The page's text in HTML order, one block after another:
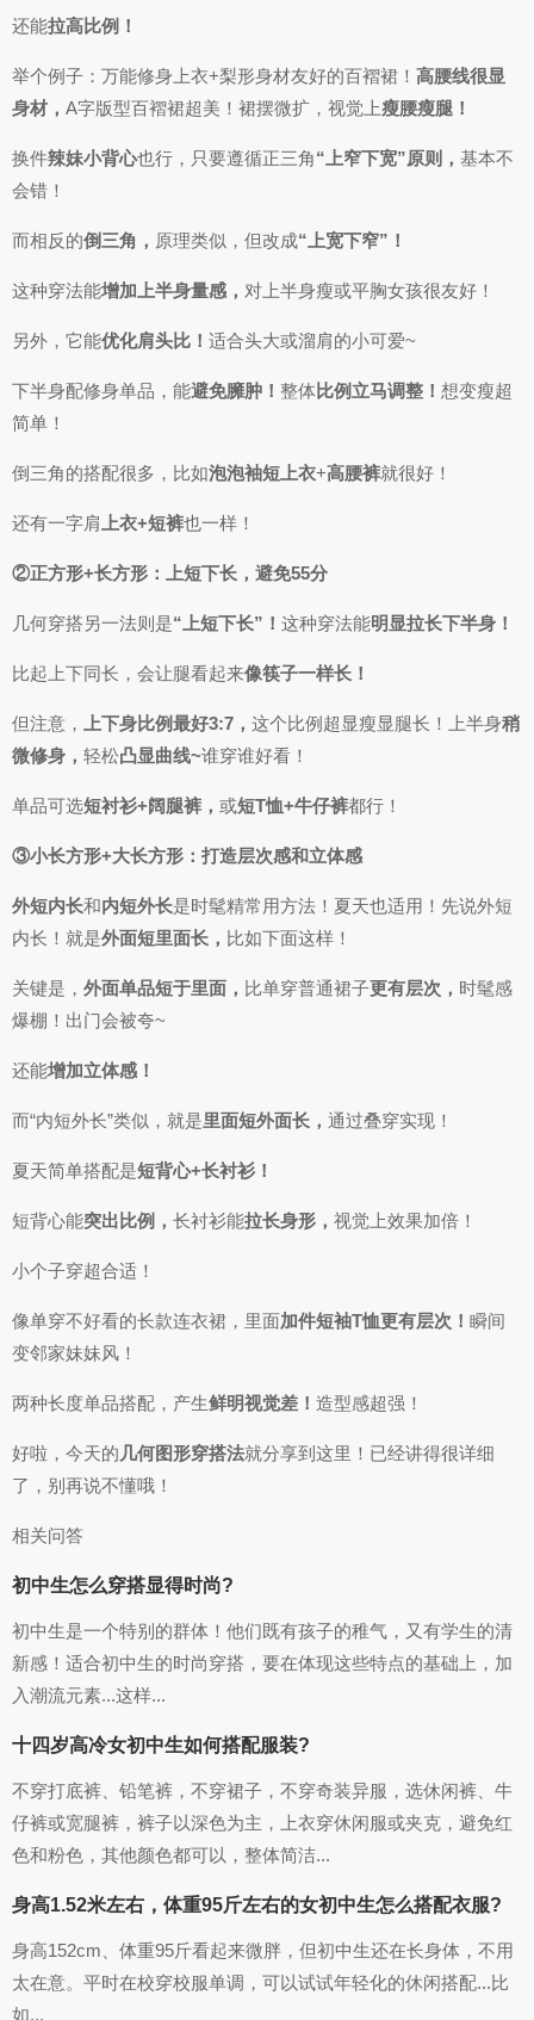
还能拉高比例！
举个例子：万能修身上衣+梨形身材友好的百褶裙！ 高腰线很显
身材， A字版型百褶裙超美！裙摆微扩，视觉上瘦腰瘦腿！
换件辣妹小背心也行，只要遵循正三角“上窄下宽”原则， 基本不
会错！
而相反的倒三角， 原理类似，但改成“上宽下窄”！
这种穿法能增加上半身量感， 对上半身瘦或平胸女孩很友好！
另外，它能优化肩头比！ 适合头大或溜肩的小可爱~
下半身配修身单品，能避免臃肿！ 整体比例立马调整！ 想变瘦超
简单！
倒三角的搭配很多，比如泡泡袖短上衣+高腰裤就很好！
还有一字肩 上衣+短裤也一样！
②正方形+长方形：上短下长，避免55分
几何穿搭另一法则是“上短下长”！ 这种穿法能明显拉长下半身！
比起上下同长，会让腿看起来像筷子一样长！
但注意， 上下身比例最好3:7， 这个比例超显瘦显腿长！上半身稍
微修身， 轻松凸显曲线~谁穿谁好看！
单品可选短衬衫+阔腿裤， 或短T恤+牛仔裤都行！
③小长方形+大长方形：打造层次感和立体感
外短内长和内短外长是时髦精常用方法！夏天也适用！先说外短
内长！就是外面短里面长， 比如下面这样！
关键是， 外面单品短于里面， 比单穿普通裙子更有层次， 时髦感
爆棚！出门会被夸~
还能增加立体感！
而“内短外长”类似，就是里面短外面长， 通过叠穿实现！
夏天简单搭配是短背心+长衬衫！
短背心能突出比例， 长衬衫能拉长身形， 视觉上效果加倍！
小个子穿超合适！
像单穿不好看的长款连衣裙，里面加件短袖T恤更有层次！ 瞬间
变邻家妹妹风！
两种长度单品搭配，产生鲜明视觉差！ 造型感超强！
好啦，今天的 几何图形穿搭法就分享到这里！已经讲得很详细
了，别再说不懂哦！
相关问答
初中生怎么穿搭显得时尚?
初中生是一个特别的群体！他们既有孩子的稚气，又有学生的清
新感！适合初中生的时尚穿搭，要在体现这些特点的基础上，加
入潮流元素...这样...
十四岁高冷女初中生如何搭配服装?
不穿打底裤、铅笔裤，不穿裙子，不穿奇装异服，选休闲裤、牛
仔裤或宽腿裤，裤子以深色为主，上衣穿休闲服或夹克，避免红
色和粉色，其他颜色都可以，整体简洁...
身高1.52米左右，体重95斤左右的女初中生怎么搭配衣服?
身高152cm、体重95斤看起来微胖，但初中生还在长身体，不用
太在意。平时在校穿校服单调，可以试试年轻化的休闲搭配...比
如...